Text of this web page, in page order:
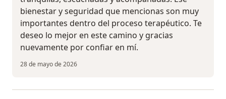
bienestar y seguridad que mencionas son muy
importantes dentro del proceso terapéutico. Te
deseo lo mejor en este camino y gracias
nuevamente por confiar en mí.
28 de mayo de 2026